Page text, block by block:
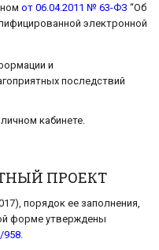
от 06.04.2011 № 63-ФЗ “Об
электронной
и
последствий
кабинете.
ПРОЕКТ
порядок ее заполнения,
форме утверждены
958